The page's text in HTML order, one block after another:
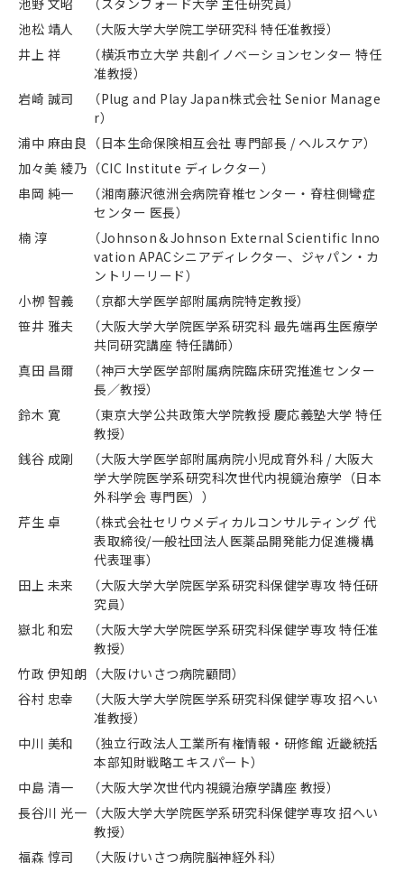
池野 文昭
（スタンフォード大学 主任研究員）
池松 靖人
（大阪大学大学院工学研究科 特任准教授）
井上 祥
（横浜市立大学 共創イノベーションセンター 特任
准教授）
岩崎 誠司
（Plug and Play Japan株式会社 Senior Manage
r）
浦中 麻由良 （日本生命保険相互会社 専門部長 / ヘルスケア）
加々美 綾乃 （CIC Institute ディレクター）
串岡 純一
（湘南藤沢徳洲会病院脊椎センター・脊柱側彎症
センター 医長）
楠 淳
（Johnson＆Johnson External Scientific Inno
vation APACシニアディレクター、ジャパン・カ
ントリーリード）
小栁 智義
（京都大学医学部附属病院特定教授）
笹井 雅夫
（大阪大学大学院医学系研究科 最先端再生医療学
共同研究講座 特任講師）
真田 昌爾
（神戸大学医学部附属病院臨床研究推進センター
長／教授）
鈴木 寛
（東京大学公共政策大学院教授 慶応義塾大学 特任
教授）
銭谷 成剛
（大阪大学医学部附属病院小児成育外科 / 大阪大
学大学院医学系研究科次世代内視鏡治療学（日本
外科学会 専門医））
芹生 卓
（株式会社セリウメディカルコンサルティング 代
表取締役/一般社団法人医薬品開発能力促進機構
代表理事）
田上 未来
（大阪大学大学院医学系研究科保健学専攻 特任研
究員）
嶽北 和宏
（大阪大学大学院医学系研究科保健学専攻 特任准
教授）
竹政 伊知朗 （大阪けいさつ病院顧問）
谷村 忠幸
（大阪大学大学院医学系研究科保健学専攻 招へい
准教授）
中川 美和
（独立行政法人工業所有権情報・研修館 近畿統括
本部知財戦略エキスパート）
中島 清一
（大阪大学次世代内視鏡治療学講座 教授）
長谷川 光一 （大阪大学大学院医学系研究科保健学専攻 招へい
教授）
福森 惇司
（大阪けいさつ病院脳神経外科）